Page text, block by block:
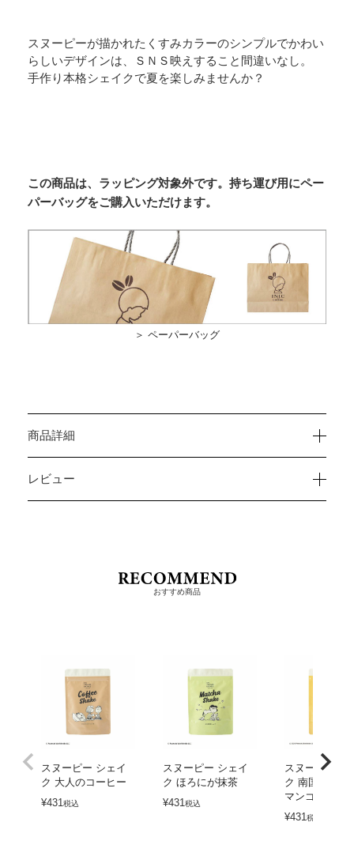
スヌーピーが描かれたくすみカラーのシンプルでかわい
らしいデザインは、ＳＮＳ映えすること間違いなし。
手作り本格シェイクで夏を楽しみませんか？
この商品は、ラッピング対象外です。持ち運び用にペー
パーバッグをご購入いただけます。
＞ ペーパーバッグ
商品詳細
レビュー
おすすめ商品
スヌーピー シェイ
ク 大人のコーヒー
¥431 税込
スヌーピー シェイ
ク ほろにが抹茶
¥431 税込
スヌーピー シ
ク 南国パッシ
マンゴー
¥431 税込